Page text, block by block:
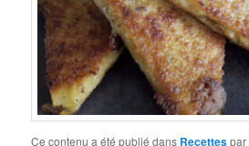
Ce contenu a été publié dans Recettespar